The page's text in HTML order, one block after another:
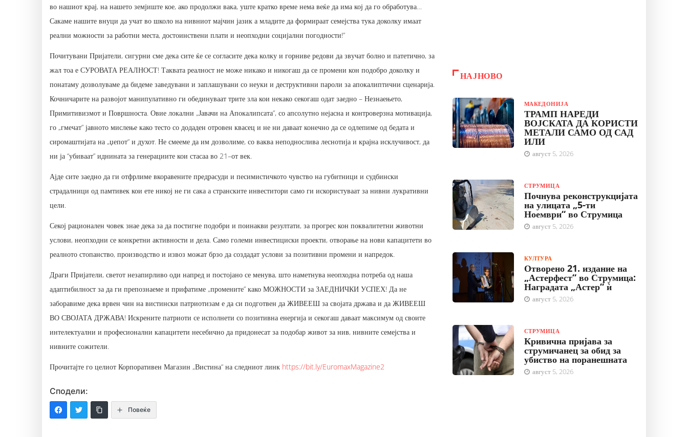
во нашиот крај, на нашето земјиште кое, ако продолжи вака, уште кратко време нема веќе да има кој да го обработува…
Сакаме нашите внуци да учат во школо на нивниот мајчин јазик а младите да формираат семејства тука доколку имаат
реални можности за работни места, достоинствени плати и неопходни социјални погодности!”
Почитувани Пријатели, сигурни сме дека сите ќе се согласите дека колку и горниве редови да звучат болно и патетично, за
жал тоа е СУРОВАТА РЕАЛНОСТ! Таквата реалност не може никако и никогаш да се промени кон подобро доколку и
понатаму дозволуваме да бидеме заведувани и заплашувани со неуки и деструктивни пароли за апокалиптични сценарија.
Кочничарите на развојот манипулативно ги обединуваат трите зла кои некако секогаш одат заедно – Незнаењето,
Примитивизмот и Површноста. Овие локални „Јавачи на Апокалипсата”, со апсолутно нејасна и контроверзна мотивација,
го „гмечат” јавното мислење како тесто со додаден отровен квасец и не ни даваат конечно да се одлепиме од бедата и
сиромаштијата на „џепот“ и духот. Не смееме да им дозволиме, со ваква неподнослива леснотија и крајна исклучивост, да
ни ја “убиваат” иднината за генерациите кои стасаа во 21–от век.
Ајде сите заедно да ги отфрлиме вкоравените предрасуди и песимистичкото чувство на губитници и судбински
страдалници од памтивек кои ете никој не ги сака а странските инвеститори само ги искористуваат за нивни лукративни
цели.
Секој рационален човек знае дека за да постигне подобри и поинакви резултати, за прогрес кон поквалитетни животни
услови, неопходни се конкретни активности и дела. Само големи инвестициски проекти, отворање на нови капацитети во
реалното стопанство, производство и извоз можат брзо да создадат услови за позитивни промени и напредок.
Драги Пријатели, светот незапирливо оди напред и постојано се менува, што наметнува неопходна потреба од наша
адаптибилност за да ги препознаеме и прифатиме „промените” како МОЖНОСТИ за ЗАЕДНИЧКИ УСПЕХ! Да не
заборавиме дека врвен чин на вистински патриотизам е да си подготвен да ЖИВЕЕШ за својата држава и да ЖИВЕЕШ
ВО СВОЈАТА ДРЖАВА! Искрените патриоти се исполнети со позитивна енергија и секогаш даваат максимум од своите
интелектуални и професионални капацитети несебично да придонесат за подобар живот за нив, нивните семејства и
нивните сожители.
Прочитајте го целиот Корпоративен Магазин „Вистина“ на следниот линк https://bit.ly/EuromaxMagazine2
Сподели:
Повеќе
НАЈНОВО
МАКЕДОНИЈА
ТРАМП НАРЕДИ
ВОЈСКАТА ДА КОРИСТИ
МЕТАЛИ САМО ОД САД
ИЛИ
август 5, 2026
СТРУМИЦА
Почнува реконструкцијата
на улицата „5-ти
Ноември“ во Струмица
август 5, 2026
КУЛТУРА
Отворено 21. издание на
„Астерфест“ во Струмица:
Наградата „Астер“ ѝ
август 5, 2026
СТРУМИЦА
Кривична пријава за
струмичанец за обид за
убиство на поранешната
август 5, 2026